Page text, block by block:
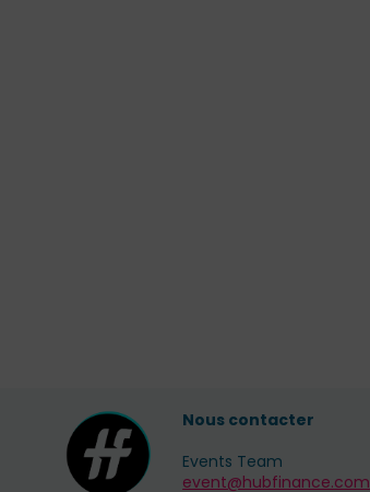
Nous contacter
Events Team
event@hubfinance.com